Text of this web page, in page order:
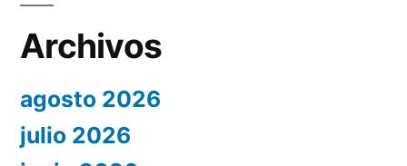
Archivos
agosto 2026
julio 2026